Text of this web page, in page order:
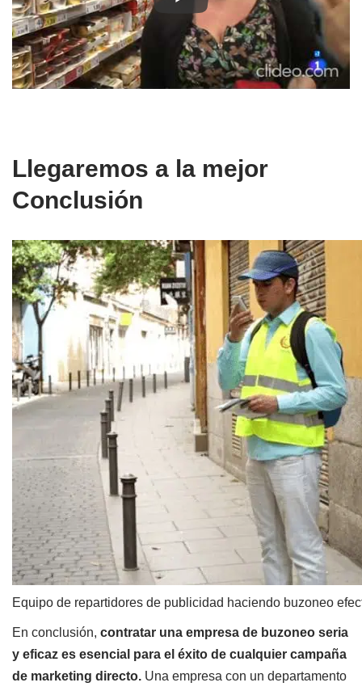
Llegaremos a la mejor
Conclusión
Equipo de repartidores de publicidad haciendo buzoneo
En conclusión, contratar una empresa de buzoneo seria
y eficaz es esencial para el éxito de cualquier campaña
de marketing directo. Una empresa con un departamento